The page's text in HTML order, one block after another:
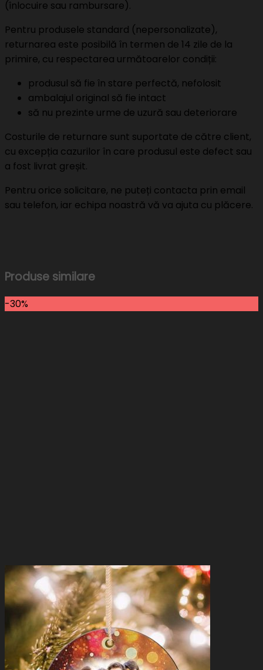
(înlocuire sau rambursare).
Pentru produsele standard (nepersonalizate),
returnarea este posibilă în termen de 14 zile de la
primire, cu respectarea următoarelor condiții:
produsul să fie în stare perfectă, nefolosit
ambalajul original să fie intact
să nu prezinte urme de uzură sau deteriorare
Costurile de returnare sunt suportate de către client,
cu excepția cazurilor în care produsul este defect sau
a fost livrat greșit.
Pentru orice solicitare, ne puteți contacta prin email
sau telefon, iar echipa noastră vă va ajuta cu plăcere.
Produse similare
-30%